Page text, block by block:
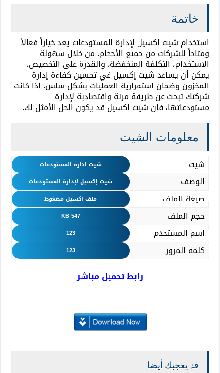
خاتمة
استخدام شيت إكسيل لإدارة المستودعات يعد خياراً فعالاً
ومتاحاً للشركات من جميع الأحجام. من خلال سهولة
الاستخدام، التكلفة المنخفضة، والقدرة على التخصيص،
يمكن أن يساعد شيت إكسيل في تحسين كفاءة إدارة
المخزون وضمان استمرارية العمليات بشكل سلس. إذا كانت
شركتك تبحث عن طريقة مرنة واقتصادية لإدارة
مستودعاتها، فإن شيت إكسيل قد يكون الحل الأمثل لك.
معلومات الشيت
شيت شيت اداره المستودعات
الوصف شيت إكسيل لإدارة المستودعات
صيغة الملف ملف اكسيل مضغوط
حجم الملف 547 KB
اسم المستخدم 123
كلمه المرور 123
رابط تحميل مباشر
قد يعجبك أيضا